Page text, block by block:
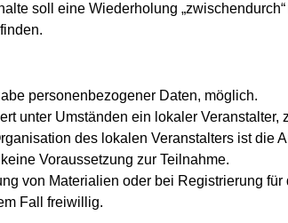
soll eine Wiederholung
personenbezogener Daten, möglich.
unter Umständen ein lokaler Veranstalter,
des lokalen Veranstalters ist die
Voraussetzung zur Teilnahme.
von Materialien oder bei Registrierung
Fall freiwillig.